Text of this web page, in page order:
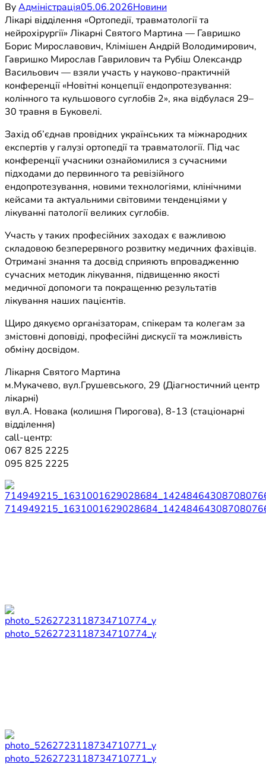
ByАдміністрація05.06.2026Новини
Лікарі відділення «Ортопедії, травматології та
нейрохірургії» Лікарні Святого Мартина — Гавришко
Борис Мирославович, Клімішен Андрій Володимирович,
Гавришко Мирослав Гаврилович та Рубіш Олександр
Васильович — взяли участь у науково-практичній
конференції «Новітні концепції ендопротезування:
колінного та кульшового суглобів 2», яка відбулася 29–
30 травня в Буковелі.
Захід об’єднав провідних українських та міжнародних
експертів у галузі ортопедії та травматології. Під час
конференції учасники ознайомилися з сучасними
підходами до первинного та ревізійного
ендопротезування, новими технологіями, клінічними
кейсами та актуальними світовими тенденціями у
лікуванні патології великих суглобів.
Участь у таких професійних заходах є важливою
складовою безперервного розвитку медичних фахівців.
Отримані знання та досвід сприяють впровадженню
сучасних методик лікування, підвищенню якості
медичної допомоги та покращенню результатів
лікування наших пацієнтів.
Щиро дякуємо організаторам, спікерам та колегам за
змістовні доповіді, професійні дискусії та можливість
обміну досвідом.
Лікарня Святого Мартина
м.Мукачево, вул.Грушевського, 29 (Діагностичний центр
лікарні)
вул.А. Новака (колишня Пирогова), 8-13 (стаціонарні
відділення)
call-центр:
067 825 2225
095 825 2225
photo_5262723118734710774_y
photo_5262723118734710771_y